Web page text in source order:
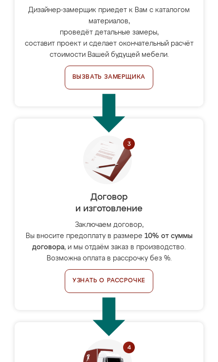
Дизайнер-замерщик приедет к Вам с каталогом
материалов,
проведёт детальные замеры,
составит проект и сделает окончательный расчёт
стоимости Вашей будущей мебели.
ВЫЗВАТЬ ЗАМЕРЩИКА
Договор
и изготовление
Заключаем договор,
Вы вносите предоплату в размере 10% от суммы
договора, и мы отдаём заказ в производство.
Возможна оплата в рассрочку без %.
УЗНАТЬ О РАССРОЧКЕ